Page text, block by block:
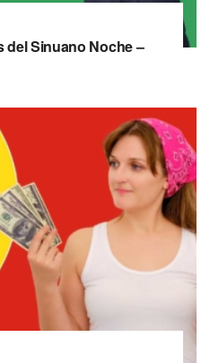
Sinuano Noche –